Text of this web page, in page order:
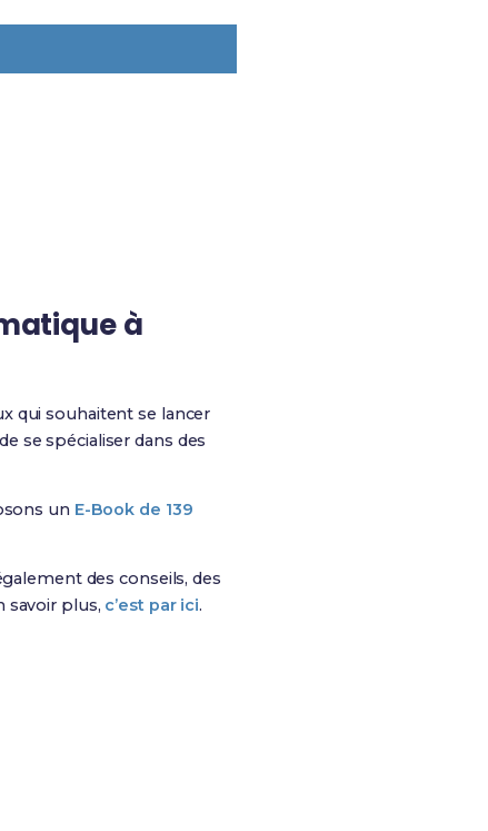
à
qui souhaitent se lancer
se spécialiser dans des
un E-Book de 139
des conseils, des
savoir plus, c’est par ici.